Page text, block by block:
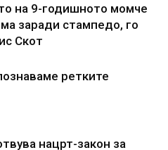
на 9-годишното момче
заради стампедо, го
Скот
ретките
нацрт-закон за